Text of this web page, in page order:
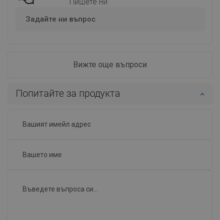
Задайте ни въпрос
Вижте още въпроси
Попитайте за продукта